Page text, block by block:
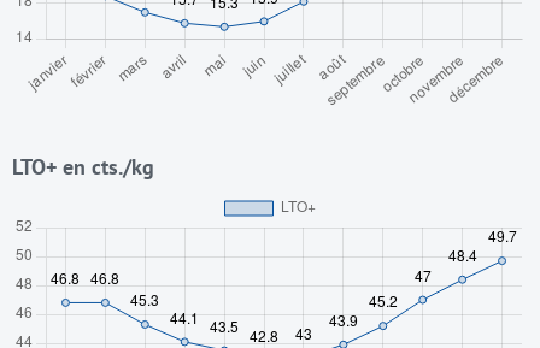
LTO+ en cts./kg